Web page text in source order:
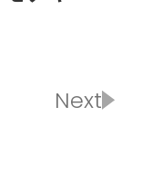
Next